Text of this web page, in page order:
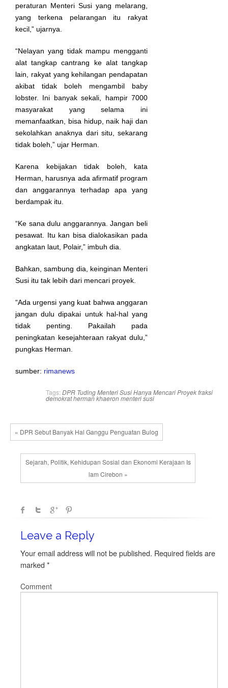
peraturan Menteri Susi yang melarang,
yang terkena pelarangan itu rakyat
kecil,” ujarnya.
“Nelayan yang tidak mampu mengganti
alat tangkap cantrang ke alat tangkap
lain, rakyat yang kehilangan pendapatan
akibat tidak boleh mengambil baby
lobster. Ini banyak sekali, hampir 7000
masyarakat yang selama ini
memanfaatkan, bisa hidup, naik haji dan
sekolahkan anaknya dari situ, sekarang
tidak boleh,” ujar Herman.
Karena kebijakan tidak boleh, kata
Herman, harusnya ada afirmatif program
dan anggarannya terhadap apa yang
berdampak itu.
“Ke sana dulu anggarannya. Jangan beli
pesawat. Itu kan bisa dialokasikan pada
angkatan laut, Polair,” imbuh dia.
Bahkan, sambung dia, keinginan Menteri
Susi itu tak lebih dari mencari proyek.
“Ada urgensi yang kuat bahwa anggaran
jangan dulu dipakai untuk hal-hal yang
tidak penting. Pakailah pada
peningkatan kesejahteraan rakyat dulu‎,”
pungkas Herman.
sumber: rimanews
Tags: DPR Tuding Menteri Susi Hanya Mencari Proyekfraksi
demokratherman khaeronmenteri susi
« DPR Sebut Banyak Hal Ganggu Penguatan Bulog
Sejarah, Politik, Kehidupan Sosial dan Ekonomi Kerajaan Is
lam Cirebon »
Leave a Reply
Your email address will not be published. Required fields are
marked *
Comment